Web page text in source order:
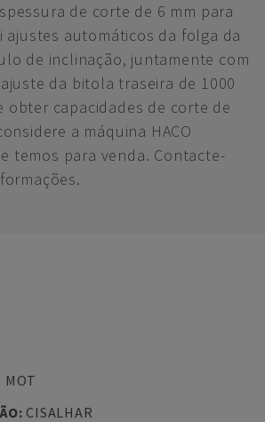
de corte de 6 mm para
ajustes automáticos da folga da
de inclinação, juntamente com
da bitola traseira de 1000
obter capacidades de corte de
a máquina HACO
temos para venda. Contacte-
MOT
: CISALHAR